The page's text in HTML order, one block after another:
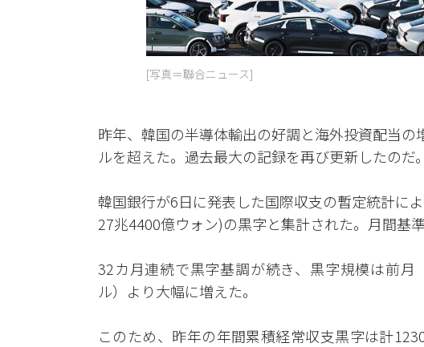
[写真＝聯合ニュース]
昨年、韓国の半導体輸出の好調と海外投資配当
ルを超えた。過去最大の記録を再び更新したのだ。
韓国銀行が6日に発表した国際収支の暫定統計に
27兆4400億ウォン)の黒字と集計された。月間基
32カ月連続で黒字基調が続き、黒字規模は前
ル）より大幅に増えた。
このため、昨年の年間累積経常収支黒字は計